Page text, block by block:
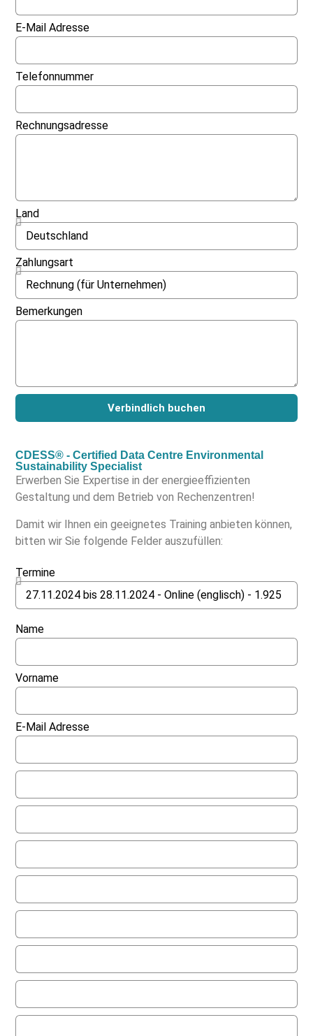
E-Mail Adresse
Telefonnummer
Rechnungsadresse
Land
Zahlungsart
Bemerkungen
Verbindlich buchen
CDESS® - Certified Data Centre Environmental
Sustainability Specialist
Erwerben Sie Expertise in der energieeffizienten
Gestaltung und dem Betrieb von Rechenzentren!
Damit wir Ihnen ein geeignetes Training anbieten können,
bitten wir Sie folgende Felder auszufüllen:
Termine
Name
Vorname
E-Mail Adresse